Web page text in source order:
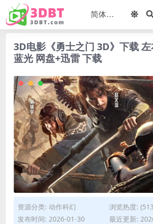
3D电影《勇士之门 3D》下载
蓝光 网盘+迅雷 下载
资源分类: 动作科幻
浏览热度:
发布时间: 2026-01-30
最近更新: